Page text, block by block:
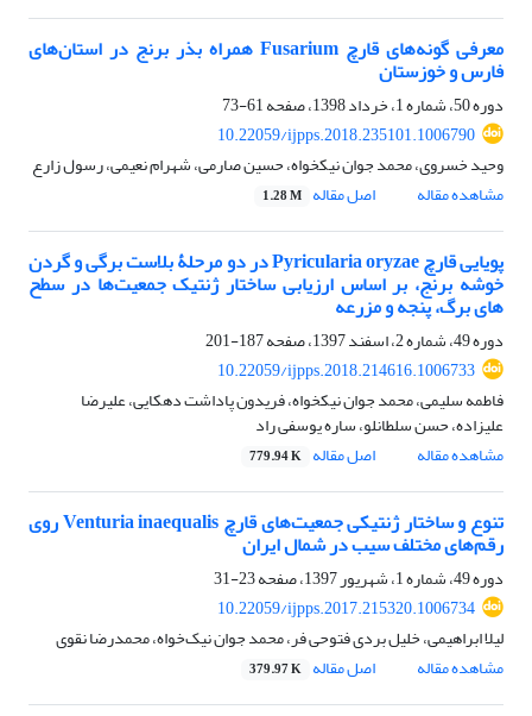
معرفی گونه‌های قارچ Fusarium همراه بذر برنج در استان‌های
فارس و خوزستان
دوره 50، شماره 1، خرداد 1398، صفحه
61-73
10.22059/ijpps.2018.235101.1006790
وحید خسروی، محمد جوان نیکخواه، حسین صارمی، شهرام نعیمی، رسول زارع
مشاهده مقاله
اصل مقاله 1.28 M
پویایی قارچ Pyricularia oryzae در دو مرحلۀ بلاست برگی و گردن
خوشه برنج، بر اساس ارزیابی ساختار ژنتیک جمعیت‌ها در سطح
‏های برگ، پنجه و مزرعه
دوره 49، شماره 2، اسفند 1397، صفحه
187-201
10.22059/ijpps.2018.214616.1006733
فاطمه سلیمی، محمد جوان نیکخواه، فریدون پاداشت دهکایی، علیرضا
علیزاده، حسن سلطانلو، ساره یوسفی راد
مشاهده مقاله
اصل مقاله 779.94 K
تنوع و ساختار ژنتیکی جمعیت‌های قارچ Venturia inaequalis روی
رقم‌های مختلف سیب در شمال ایران
دوره 49، شماره 1، شهریور 1397، صفحه
23-31
10.22059/ijpps.2017.215320.1006734
لیلا ابراهیمی، خلیل بردی فتوحی فر، محمد جوان نیک‌خواه، محمدرضا نقوی
مشاهده مقاله
اصل مقاله 379.97 K